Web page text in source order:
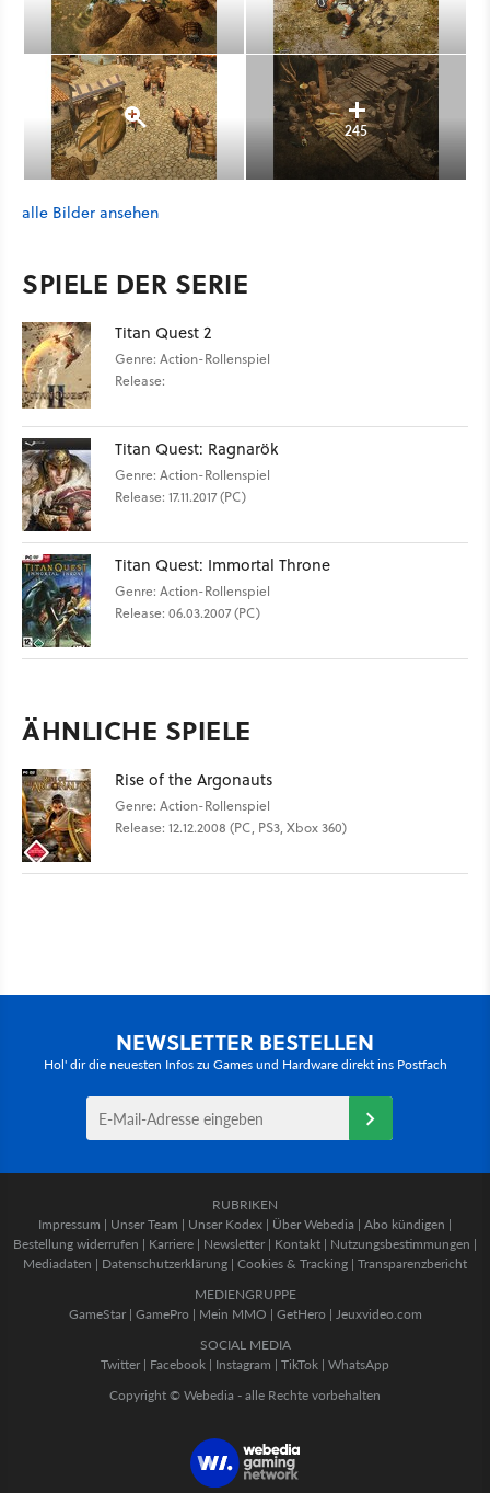
245
alle Bilder ansehen
SPIELE DER SERIE
Titan Quest 2
Genre: Action-Rollenspiel
Release:
Titan Quest: Ragnarök
Genre: Action-Rollenspiel
Release: 17.11.2017 (PC)
Titan Quest: Immortal Throne
Genre: Action-Rollenspiel
Release: 06.03.2007 (PC)
ÄHNLICHE SPIELE
Rise of the Argonauts
Genre: Action-Rollenspiel
Release: 12.12.2008 (PC, PS3, Xbox 360)
NEWSLETTER BESTELLEN
Hol' dir die neuesten Infos zu Games und Hardware direkt ins Postfach
RUBRIKEN
Impressum | Unser Team | Unser Kodex | Über Webedia | Abo kündigen |
Bestellung widerrufen | Karriere | Newsletter | Kontakt | Nutzungsbestimmungen |
Mediadaten | Datenschutzerklärung | Cookies & Tracking | Transparenzbericht
MEDIENGRUPPE
GameStar| GamePro | Mein MMO | GetHero | Jeuxvideo.com
SOCIAL MEDIA
Twitter | Facebook | Instagram | TikTok | WhatsApp
Copyright © Webedia - alle Rechte vorbehalten